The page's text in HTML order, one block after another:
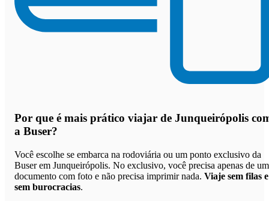
Por que é mais prático viajar de Junqueirópolis
a Buser?
Você escolhe se embarca na rodoviária ou um ponto exclusivo da
Buser em Junqueirópolis. No exclusivo, você precisa apenas de um
documento com foto e não precisa imprimir nada. Viaje sem filas e
sem burocracias.